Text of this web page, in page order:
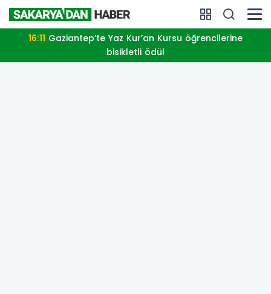
16:11
bisikletli ödül